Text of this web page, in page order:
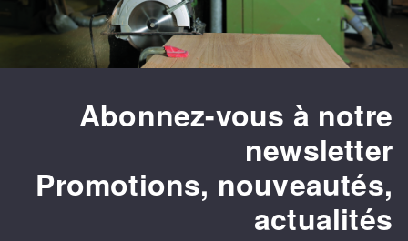
Abonnez-vous à notre
newsletter
Promotions, nouveautés,
actualités